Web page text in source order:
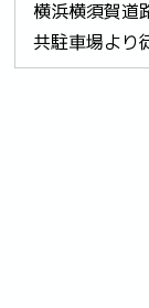
横浜横須賀道
共駐車場より